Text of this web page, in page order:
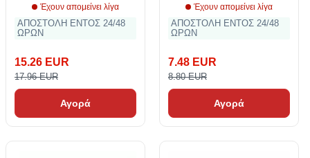
Έχουν απομείνει λίγα
ΑΠΟΣΤΟΛΗ ΕΝΤΟΣ 24/48
ΩΡΩΝ
15.26 EUR
17.96 EUR
Αγορά
Έχουν απομείνει λίγα
ΑΠΟΣΤΟΛΗ ΕΝΤΟΣ 24/48
ΩΡΩΝ
7.48 EUR
8.80 EUR
Αγορά